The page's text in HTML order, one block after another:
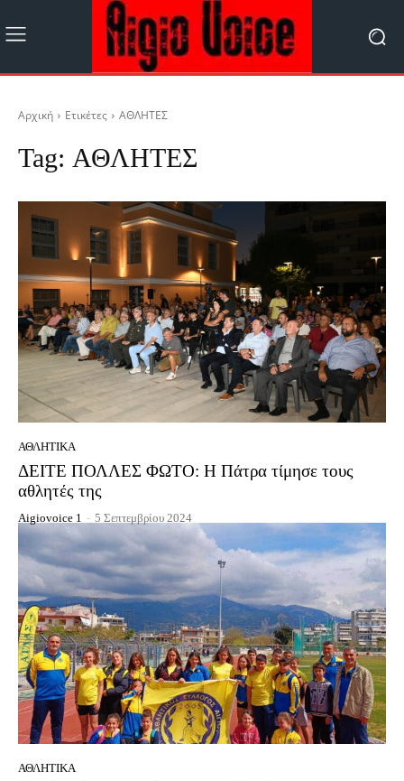
Αρχική Ετικέτες ΑΘΛΗΤΕΣ
Tag: ΑΘΛΗΤΕΣ
ΑΘΛΗΤΙΚΆ
ΔΕΙΤΕ ΠΟΛΛΕΣ ΦΩΤΟ: Η Πάτρα τίμησε τους
αθλητές της
Aigiovoice 1 - 5 Σεπτεμβρίου 2024
ΑΘΛΗΤΙΚΆ